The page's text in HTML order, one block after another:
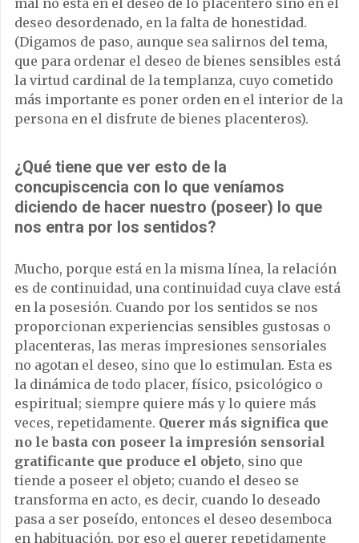
mal no está en el deseo de lo placentero sino en el
deseo desordenado, en la falta de honestidad.
(Digamos de paso, aunque sea salirnos del tema,
que para ordenar el deseo de bienes sensibles está
la virtud cardinal de la templanza, cuyo cometido
más importante es poner orden en el interior de la
persona en el disfrute de bienes placenteros).
¿Qué tiene que ver esto de la
concupiscencia con lo que veníamos
diciendo de hacer nuestro (poseer) lo que
nos entra por los sentidos?
Mucho, porque está en la misma línea, la relación
es de continuidad, una continuidad cuya clave está
en la posesión. Cuando por los sentidos se nos
proporcionan experiencias sensibles gustosas o
placenteras, las meras impresiones sensoriales
no agotan el deseo, sino que lo estimulan. Esta es
la dinámica de todo placer, físico, psicológico o
espiritual; siempre quiere más y lo quiere más
veces, repetidamente. Querer más significa que
no le basta con poseer la impresión sensorial
gratificante que produce el objeto, sino que
tiende a poseer el objeto; cuando el deseo se
transforma en acto, es decir, cuando lo deseado
pasa a ser poseído, entonces el deseo desemboca
en habituación, por eso el querer repetidamente